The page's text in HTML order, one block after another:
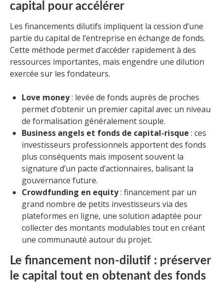
capital pour accélérer
Les financements dilutifs impliquent la cession d’une
partie du capital de l’entreprise en échange de fonds.
Cette méthode permet d’accéder rapidement à des
ressources importantes, mais engendre une dilution
exercée sur les fondateurs.
Love money: levée de fonds auprès de proches
permet d’obtenir un premier capital avec un niveau
de formalisation généralement souple.
Business angels et fonds de capital-risque : ces
investisseurs professionnels apportent des fonds
plus conséquents mais imposent souvent la
signature d’un pacte d’actionnaires, balisant la
gouvernance future.
Crowdfunding en equity: financement par un
grand nombre de petits investisseurs via des
plateformes en ligne, une solution adaptée pour
collecter des montants modulables tout en créant
une communauté autour du projet.
Le financement non-dilutif : préserver
le capital tout en obtenant des fonds